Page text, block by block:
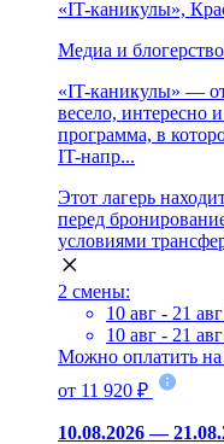
«IT-каникулы»,
Медиа и блогерство
«IT-каникулы» —
весело, интересно
программа, в
IT-напр...
Этот лагерь
перед
условиями
2 смены:
10 авг - 21
10 авг - 21
Можно оплатить на
от 11 920 ₽
10.08.2026 —